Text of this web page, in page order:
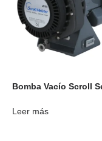
Bomba Vacío Scroll
Leer más